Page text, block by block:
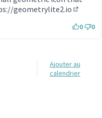
geometrylite2.io
0 0
Ajouter au
calendrier